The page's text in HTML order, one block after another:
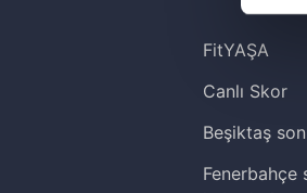
FitYAŞA
Canlı Skor
Beşiktaş